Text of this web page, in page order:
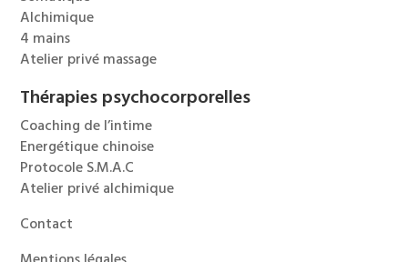
Alchimique
4 mains
Atelier privé massage
Thérapies psychocorporelles
Coaching de l’intime
Energétique chinoise
Protocole S.M.A.C
Atelier privé alchimique
Contact